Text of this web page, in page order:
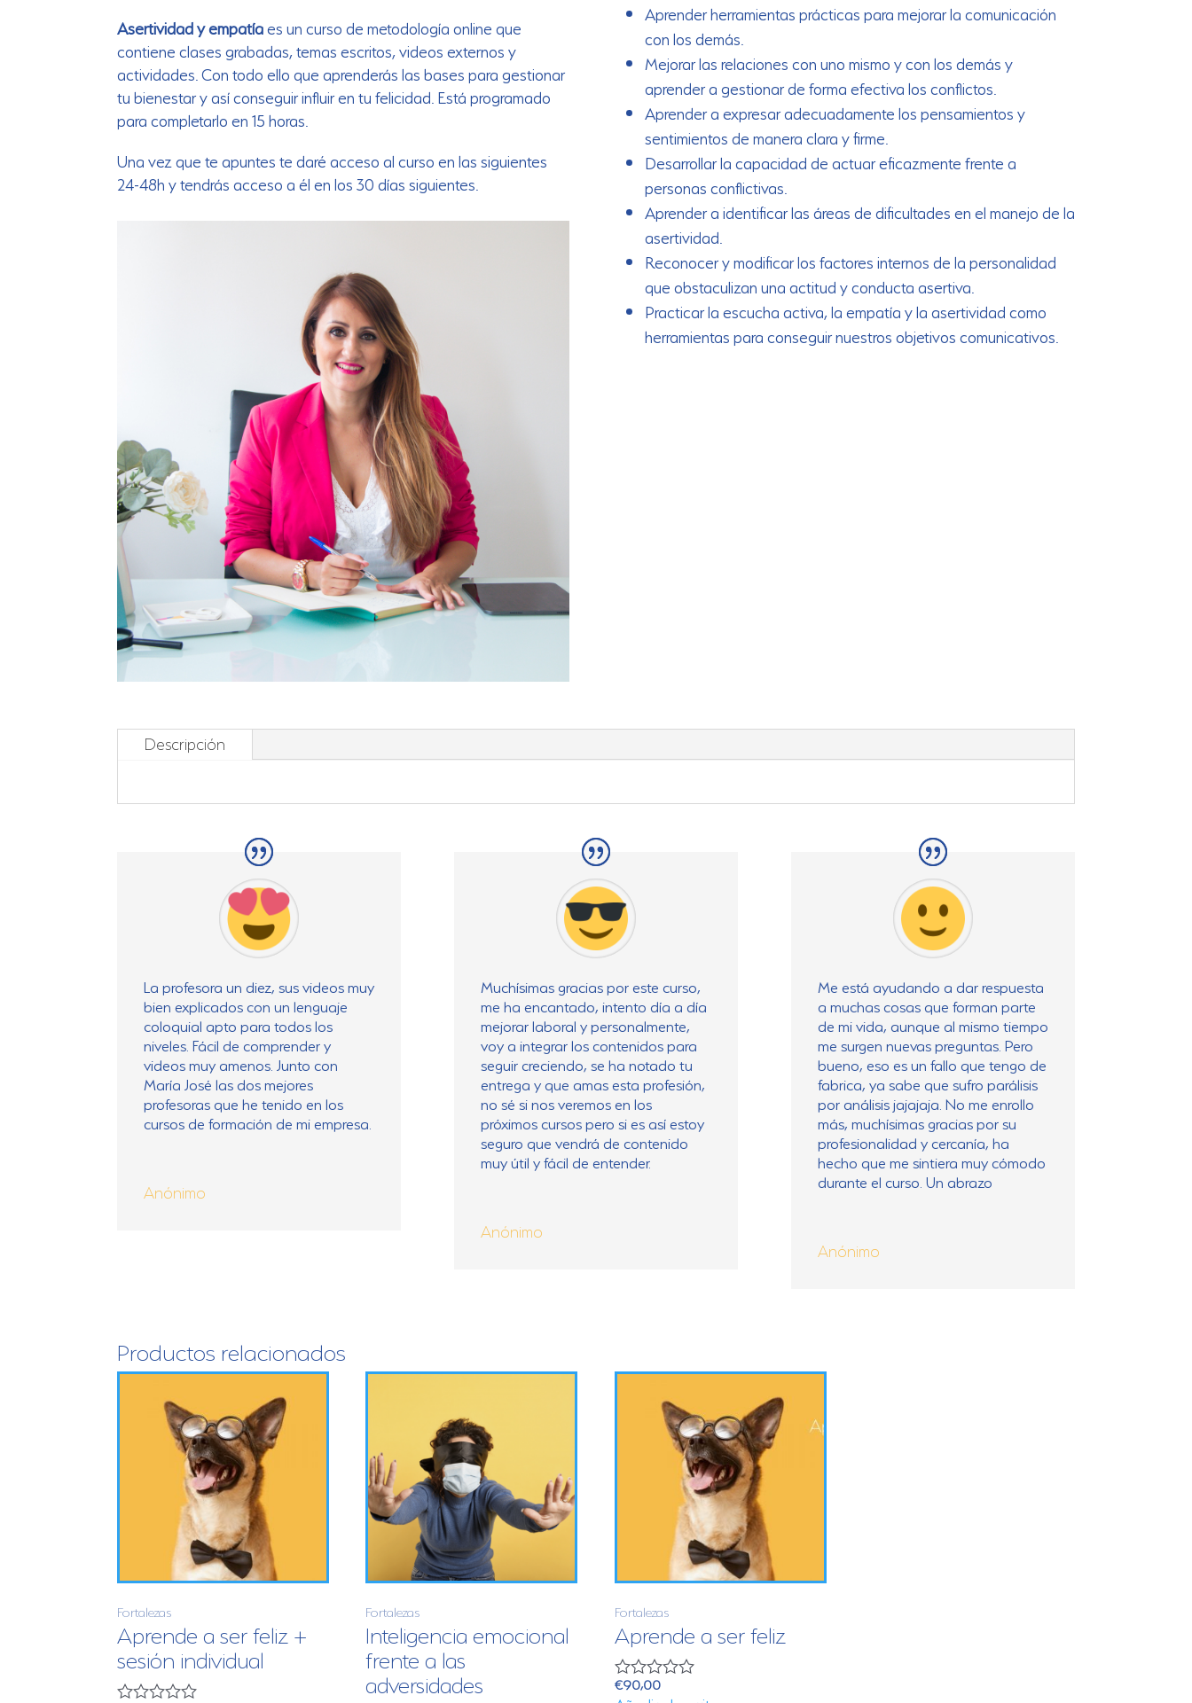
Asertividad y empatíaes un curso de metodología online que
contiene clases grabadas, temas escritos, videos externos y
actividades. Con todo ello que aprenderás las bases para gestionar
tu bienestar y así conseguir influir en tu felicidad. Está programado
para completarlo en 15 horas.
Una vez que te apuntes te daré acceso al curso en las siguientes
24-48h y tendrás acceso a él en los 30 días siguientes.
Aprender herramientas prácticas para mejorar la comunicación
con los demás.
Mejorar las relaciones con uno mismo y con los demás y
aprender a gestionar de forma efectiva los conflictos.
Aprender a expresar adecuadamente los pensamientos y
sentimientos de manera clara y firme.
Desarrollar la capacidad de actuar eficazmente frente a
personas conflictivas.
Aprender a identificar las áreas de dificultades en el manejo de la
asertividad.
Reconocer y modificar los factores internos de la personalidad
que obstaculizan una actitud y conducta asertiva.
Practicar la escucha activa, la empatía y la asertividad como
herramientas para conseguir nuestros objetivos comunicativos.
Descripción
La profesora un diez, sus videos muy
bien explicados con un lenguaje
coloquial apto para todos los
niveles. Fácil de comprender y
videos muy amenos. Junto con
María José las dos mejores
profesoras que he tenido en los
cursos de formación de mi empresa.
Anónimo
Muchísimas gracias por este curso,
me ha encantado, intento día a día
mejorar laboral y personalmente,
voy a integrar los contenidos para
seguir creciendo, se ha notado tu
entrega y que amas esta profesión,
no sé si nos veremos en los
próximos cursos pero si es así estoy
seguro que vendrá de contenido
muy útil y fácil de entender.
Anónimo
Me está ayudando a dar respuesta
a muchas cosas que forman parte
de mi vida, aunque al mismo tiempo
me surgen nuevas preguntas. Pero
bueno, eso es un fallo que tengo de
fabrica, ya sabe que sufro parálisis
por análisis jajajaja. No me enrollo
más, muchísimas gracias por su
profesionalidad y cercanía, ha
hecho que me sintiera muy cómodo
durante el curso. Un abrazo
Anónimo
Productos relacionados
Fortalezas
Aprende a ser feliz +
sesión individual
Fortalezas
Inteligencia emocional
frente a las
adversidades
Fortalezas
Aprende a ser feliz
V
€90,00